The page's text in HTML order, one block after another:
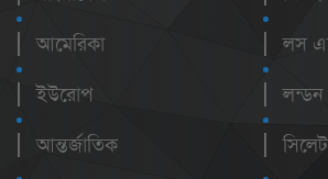
আমেরিকা
ইউরোপ
আন্তর্জাতিক
লস
লন্ডন
সিলেট